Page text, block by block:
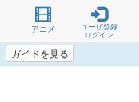
アニメ
ユーザ登録
ログイン
ガイドを見る